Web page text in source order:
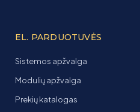
EL. PARDUOTUVĖS
Sistemos apžvalga
Modulių apžvalga
Prekių katalogas